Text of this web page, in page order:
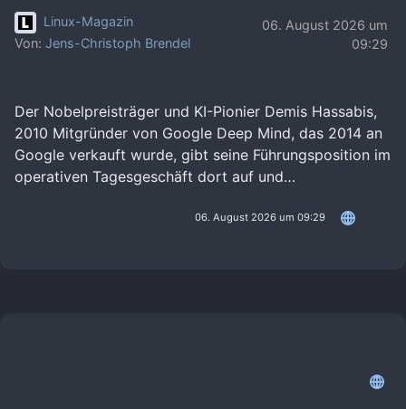
Linux-Magazin
Von: Jens-Christoph Brendel
06. August 2026 um
09:29
Der Nobelpreisträger und KI-Pionier Demis Hassabis,
2010 Mitgründer von Google Deep Mind, das 2014 an
Google verkauft wurde, gibt seine Führungsposition im
operativen Tagesgeschäft dort auf und…
06. August 2026 um 09:29